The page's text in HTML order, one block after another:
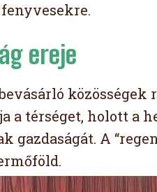
ereje
a térséget, holott
gazdaságát. A